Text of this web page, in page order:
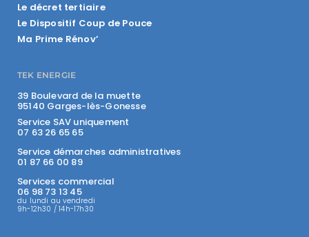
Le décret tertiaire
Le Dispositif Coup de Pouce
Ma Prime Rénov’
TEK ENERGIE
39 Boulevard de la muette
95140 Garges-lès-Gonesse
Service SAV uniquement
07 63 26 65 65
Service démarches administratives
01 87 66 00 89
Services commercial
06 98 73 13 45
du lundi au vendredi
9h-12h30 / 14h-17h30